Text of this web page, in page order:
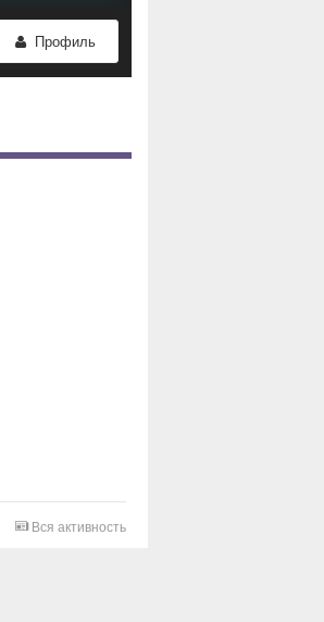
Профиль
Вся активность